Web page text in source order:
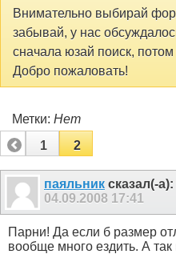
Внимательно выбирай
забывай, у нас
сначала юзай поиск,
Добро пожаловать!
Метки: Нет
1
2
паяльник сказал(-а):
04.09.2008 17:41
Парни! Да если б размер
вообще много ездить. А